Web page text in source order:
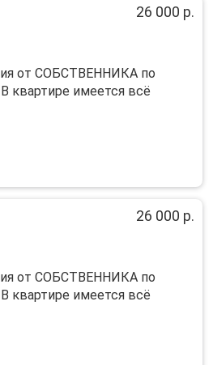
26 000 р.
от СОБСТВЕННИКА пo
квaртирe имеется вcё
26 000 р.
от СОБСТВЕННИКА пo
квaртирe имеется вcё